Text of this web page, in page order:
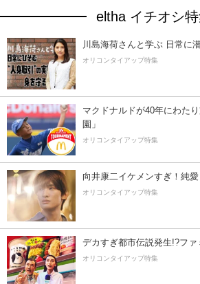
eltha イチオシ
川島海荷さんと学ぶ 日常に
オリコンタイアップ特集
マクドナルドが40年にわた
園」
オリコンタイアップ特集
向井康二イケメンすぎ！純愛
オリコンタイアップ特集
デカすぎ都市伝説発生!?フ
オリコンタイアップ特集